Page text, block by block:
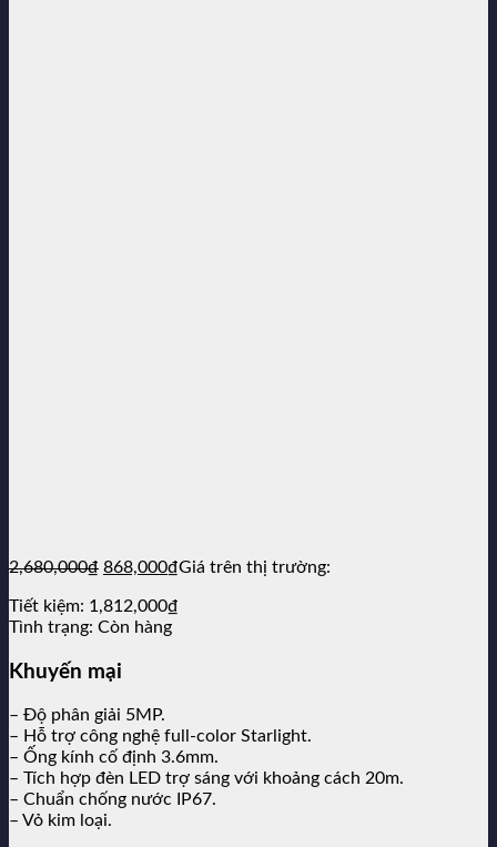
2,680,000₫ Giá
là:
2,680,000₫.
868,000₫Giá
Giá trên thị trường:
Tiết kiệm: 1,812,000₫
Tình trạng: Còn hàng
Khuyến mại
– Độ phân giải 5MP.
– Hỗ trợ công nghệ full-color Starlight.
– Ống kính cố định 3.6mm.
– Tích hợp đèn LED trợ sáng với khoảng cách 20m.
– Chuẩn chống nước IP67.
– Vỏ kim loại.